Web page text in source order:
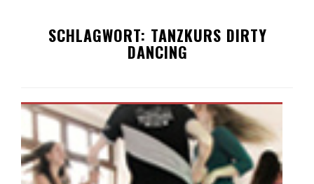
SCHLAGWORT: TANZKURS DIRTY
DANCING